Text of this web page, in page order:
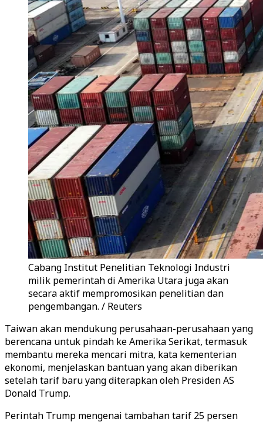
Cabang Institut Penelitian Teknologi Industri
milik pemerintah di Amerika Utara juga akan
secara aktif mempromosikan penelitian dan
pengembangan. / Reuters
Taiwan akan mendukung perusahaan-perusahaan yang
berencana untuk pindah ke Amerika Serikat, termasuk
membantu mereka mencari mitra, kata kementerian
ekonomi, menjelaskan bantuan yang akan diberikan
setelah tarif baru yang diterapkan oleh Presiden AS
Donald Trump.
Perintah Trump mengenai tambahan tarif 25 persen